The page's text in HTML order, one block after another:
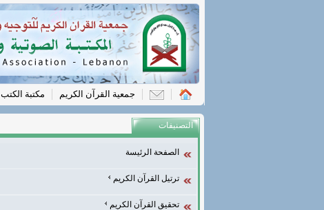
جمعية القرآن الكريم مكتبة الكتب
التصنيفات
الصفحة الرئيسة
ترتيل القرآن الكريم
تحقيق القرآن الكريم